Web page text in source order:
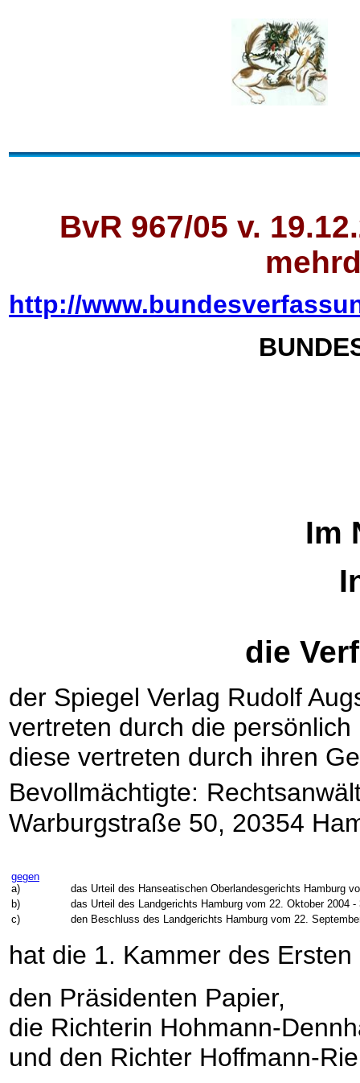
BvR 967/05 v.
http://
Im
die
der Spiegel Verlag Rudolf
vertreten durch die
diese vertreten durch ihren
Bevollmächtigte:
Warburgstraße 50, 20354
gegen
a)
das Urteil des Hanseatischen Oberlandesgerichts Hamburg
b)
das Urteil des Landgerichts Hamburg vom 22. Oktober 2004 -
c)
den Beschluss des Landgerichts Hamburg vom 22.
hat die 1. Kammer des
den Präsidenten Papier,
die Richterin Hohmann-
und den Richter Hoffmann-